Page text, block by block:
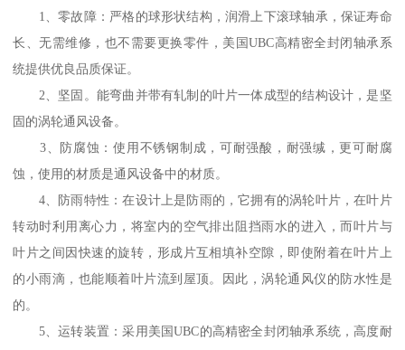
1、零故障：严格的球形状结构，润滑上下滚球轴承，保证寿命
长、无需维修，也不需要更换零件，美国UBC高精密全封闭轴承系
统提供优良品质保证。
2、坚固。能弯曲并带有轧制的叶片一体成型的结构设计，是坚
固的涡轮通风设备。
3、防腐蚀：使用不锈钢制成，可耐强酸，耐强缄，更可耐腐
蚀，使用的材质是通风设备中的材质。
4、防雨特性：在设计上是防雨的，它拥有的涡轮叶片，在叶片
转动时利用离心力，将室内的空气排出阻挡雨水的进入，而叶片与
叶片之间因快速的旋转，形成片互相填补空隙，即使附着在叶片上
的小雨滴，也能顺着叶片流到屋顶。因此，涡轮通风仪的防水性是
的。
5、运转装置：采用美国UBC的高精密全封闭轴承系统，高度耐